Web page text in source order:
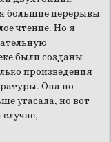
большие перерывы
чтение. Но я
были созданы
произведения
Она по
угасала, но вот